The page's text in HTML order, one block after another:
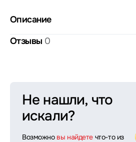
Описание
Отзывы 0
Не нашли, что
искали?
Возможно вы найдете что-то из